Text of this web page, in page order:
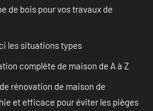
de bois pour vos travaux de
les situations types
complète de maison de A à Z
rénovation de maison de
et efficace pour éviter les pièges